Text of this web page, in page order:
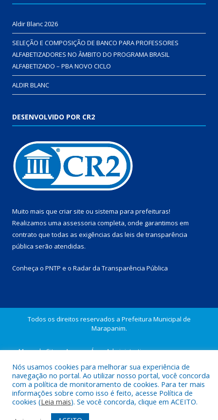
Aldir Blanc 2026
SELEÇÃO E COMPOSIÇÃO DE BANCO PARA PROFESSORES
ALFABETIZADORES NO ÂMBITO DO PROGRAMA BRASIL
ALFABETIZADO – PBA NOVO CICLO
ALDIR BLANC
DESENVOLVIDO POR CR2
Muito mais que criar site ou sistema para prefeituras!
Realizamos uma assessoria completa, onde garantimos em
contrato que todas as exigências das leis de transparência
pública serão atendidas.
Conheça o PNTP e o Radar da Transparência Pública
Todos os direitos reservados a Prefeitura Municipal de
Marapanim.
Mapa do Site
Acessar Área Administrativa
Nós usamos cookies para melhorar sua experiência de
navegação no portal. Ao utilizar nosso portal, você concorda
com a política de monitoramento de cookies. Para ter mais
informações sobre como isso é feito, acesse Política de
cookies (Leia mais). Se você concorda, clique em ACEITO.